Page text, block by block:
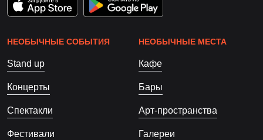
НЕОБЫЧНЫЕ СОБЫТИЯ
Stand up
Концерты
Спектакли
Фестивали
НЕОБЫЧНЫЕ МЕСТА
Кафе
Бары
Арт-пространства
Галереи